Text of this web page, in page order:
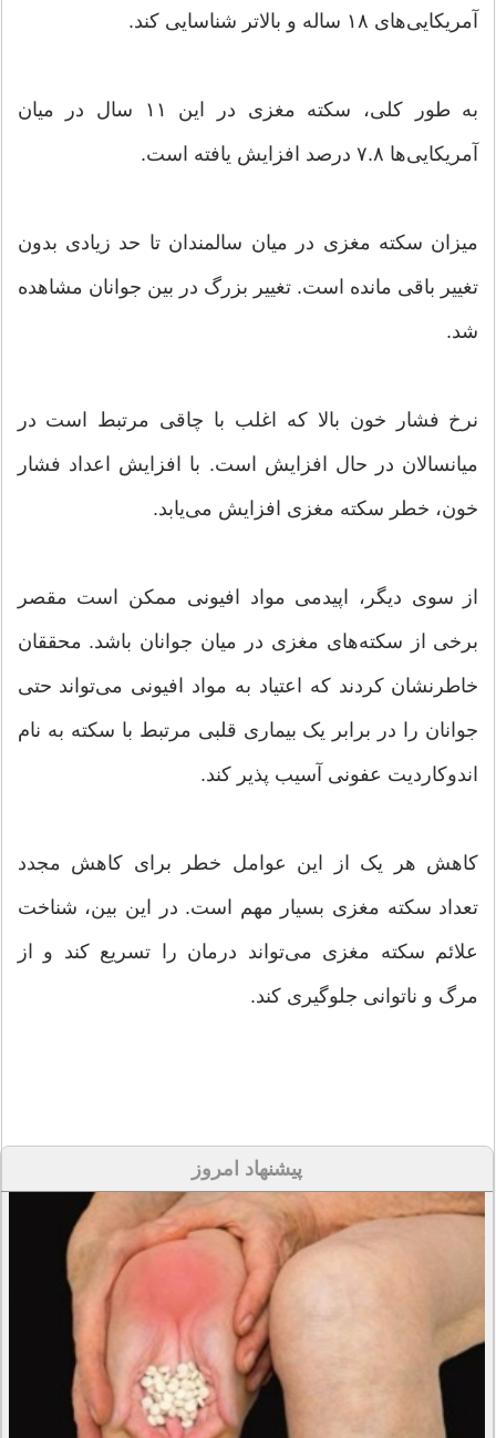
آمریکایی‌های ۱۸ ساله و بالاتر شناسایی کند.
به طور کلی، سکته مغزی در این ۱۱ سال در میان
آمریکایی‌ها ۷.۸ درصد افزایش یافته است.
میزان سکته مغزی در میان سالمندان تا حد زیادی بدون
تغییر باقی مانده است. تغییر بزرگ در بین جوانان مشاهده
شد.
نرخ فشار خون بالا که اغلب با چاقی مرتبط است در
میانسالان در حال افزایش است. با افزایش اعداد فشار
خون، خطر سکته مغزی افزایش می‌یابد.
از سوی دیگر، اپیدمی مواد افیونی ممکن است مقصر
برخی از سکته‌های مغزی در میان جوانان باشد. محققان
خاطرنشان کردند که اعتیاد به مواد افیونی می‌تواند حتی
جوانان را در برابر یک بیماری قلبی مرتبط با سکته به نام
اندوکاردیت عفونی آسیب پذیر کند.
کاهش هر یک از این عوامل خطر برای کاهش مجدد
تعداد سکته مغزی بسیار مهم است. در این بین، شناخت
علائم سکته مغزی می‌تواند درمان را تسریع کند و از
مرگ و ناتوانی جلوگیری کند.
پیشنهاد امروز